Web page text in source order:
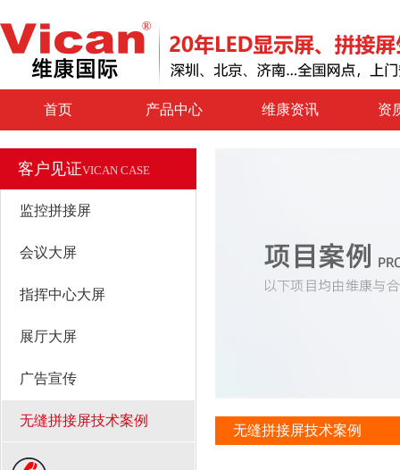
首页 产品中心 维康资讯 资
客户见证VICAN CASE
监控拼接屏
会议大屏
指挥中心大屏
展厅大屏
广告宣传
无缝拼接屏技术案例
无缝拼接屏技术案例